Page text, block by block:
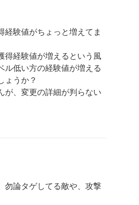
経験値がちょっと増えてま
得経験値が増えるという風
ル低い方の経験値が増える
ょうか？
が、変更の詳細が判らない
勿論タゲしてる敵や、攻撃